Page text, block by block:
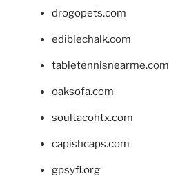
drogopets.com
ediblechalk.com
tabletennisnearme.com
oaksofa.com
soultacohtx.com
capishcaps.com
gpsyfl.org